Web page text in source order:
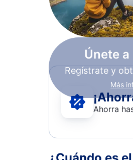
Únete
Regístrate y
Más
Ahorra